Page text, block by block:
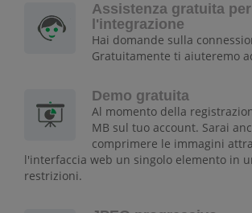
Assistenza gratuita per
l'integrazione
Hai domande sulla
Gratuitamente ti aiuteremo
Demo gratuita
Al momento della
MB sul tuo account. Sarai
comprimere le immagini
l'interfaccia web un singolo elemento in
restrizioni.